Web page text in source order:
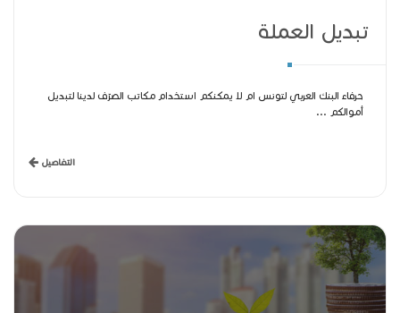
تبديل العملة
حرفاء البنك العربي لتونس ام لا يمكنكم استخدام مكاتب الصرّف لدينا لتبديل
أموالكم ...
التفاصيل